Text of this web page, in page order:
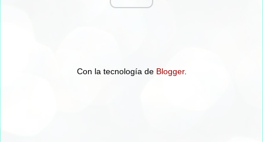
Con la tecnología de Blogger.